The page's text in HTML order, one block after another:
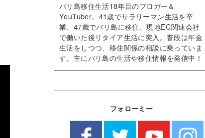
バリ島移住生活18年目のブロガー＆
YouTuber。41歳でサラリーマン生活を卒
業、47歳でバリ島に移住、現地EC関連会社
で働いた後リタイア生活に突入。普段は年金
生活をしつつ、移住関係の相談に乗っていま
す。主にバリ島の生活や移住情報を発信中！
フォローミー